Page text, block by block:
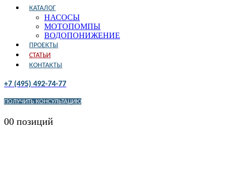
КАТАЛОГ
НАСОСЫ
МОТОПОМПЫ
ВОДОПОНИЖЕНИЕ
ПРОЕКТЫ
СТАТЬИ
КОНТАКТЫ
+7 (495) 492-74-77
ПОЛУЧИТЬ КОНСУЛЬТАЦИЮ
00 позиций